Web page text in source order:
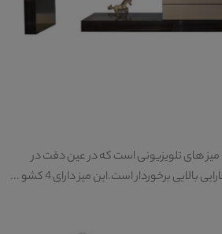
میز های تلویزیونی است که در عین دقت در
برخوردار است.این میز دارای 4 کشو ...